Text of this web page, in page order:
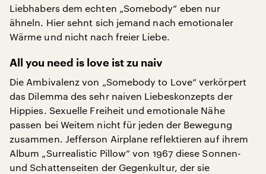
Liebhabers dem echten „Somebody“ eben nur
ähneln. Hier sehnt sich jemand nach emotionaler
Wärme und nicht nach freier Liebe.
All you need is love ist zu naiv
Die Ambivalenz von „Somebody to Love“ verkörpert
das Dilemma des sehr naiven Liebeskonzepts der
Hippies. Sexuelle Freiheit und emotionale Nähe
passen bei Weitem nicht für jeden der Bewegung
zusammen. Jefferson Airplane reflektieren auf ihrem
Album „Surrealistic Pillow“ von 1967 diese Sonnen-
und Schattenseiten der Gegenkultur, der sie